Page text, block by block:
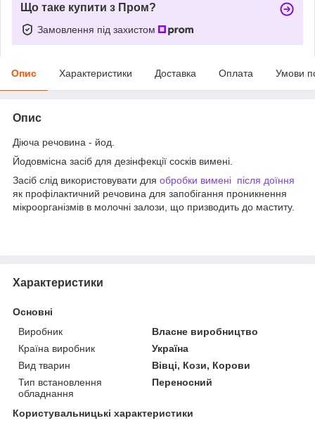
Що таке купити з Пром?
Замовлення під захистом
Опис Характеристики Доставка Оплата Умови
Опис
Діюча речовина - йод.
Йодовмісна засіб для дезінфекції сосків вимені.
Засіб слід використовувати для обробки вимені після доїння
як профілактичний речовина для запобігання проникнення
мікроорганізмів в молочні залози, що призводить до маститу.
Характеристики
Основні
Виробник
Власне виробництво
Країна виробник
Україна
Вид тварин
Вівці, Кози, Корови
Тип встановлення
обладнання
Переносний
Користувальницькі характеристики